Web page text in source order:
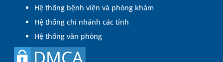
Hệ thống bệnh viện và phòng khám
Hệ thống chi nhánh các tỉnh
Hệ thống văn phòng